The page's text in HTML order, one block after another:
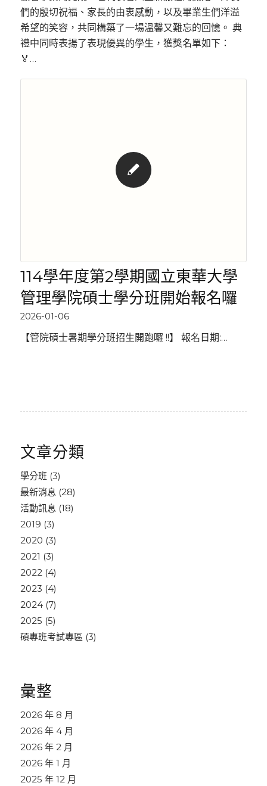
們的殷切祝福、家長的由衷感動，以及畢業生們洋溢
希望的笑容，共同構築了一場溫馨又難忘的回憶。 典
禮中同時表揚了表現優異的學生，獲獎名單如下：
🏅…
114學年度第2學期國立東華大學
管理學院碩士學分班開始報名囉
2026-01-06
【管院碩士暑期學分班招生開跑囉 !!】 報名日期:…
文章分類
學分班 (3)
最新消息 (28)
活動訊息 (18)
2019 (3)
2020 (3)
2021 (3)
2022(4)
2023 (4)
2024(7)
2025 (5)
碩專班考試專區 (3)
彙整
2026 年 8 月
2026 年 4 月
2026 年 2 月
2026 年 1 月
2025 年 12 月